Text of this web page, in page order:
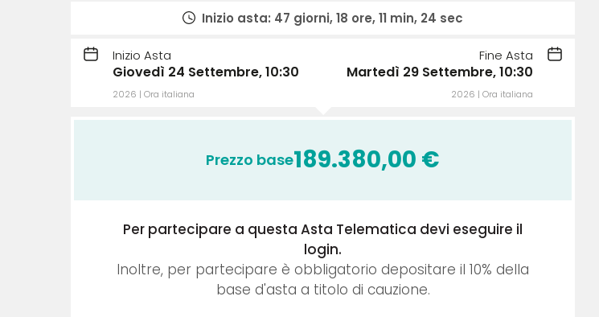
Inizio asta: 47 giorni, 18 ore, 11 min, 23 sec
Inizio Asta
Giovedì 24 Settembre, 10:30
2026 | Ora italiana
Fine Asta
Martedì 29 Settembre, 10:30
2026 | Ora italiana
Prezzo base189.380,00 €
Per partecipare a questa Asta Telematica devi eseguire il
login.
Inoltre, per partecipare è obbligatorio depositare il 10% della
base d'asta a titolo di cauzione.